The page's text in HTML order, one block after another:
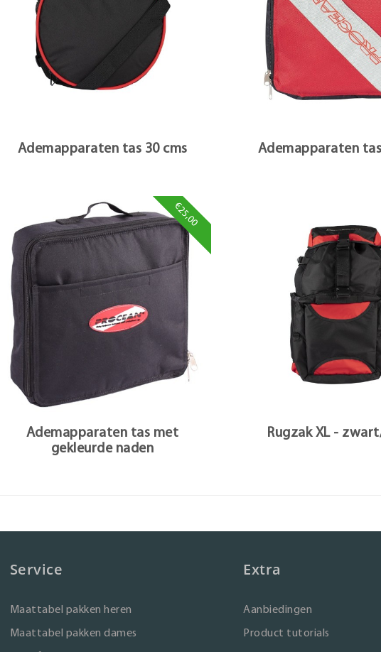
Ademapparaten tas 30 cms Ademapparaten
€25,00
Ademapparaten tas met
gekleurde naden
Rugzak XL -
Service
Maattabel pakken heren
Maattabel pakken dames
Extra
Aanbiedingen
Product tutorials